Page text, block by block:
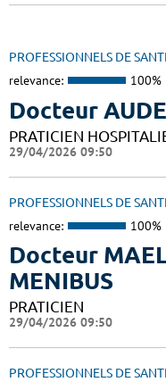
PROFESSIONNELS DE
relevance: 100%
Docteur
PRATICIEN
29/04/2026 09:50
PROFESSIONNELS DE
relevance: 100%
Docteur
MENIBUS
PRATICIEN
29/04/2026 09:50
PROFESSIONNELS DE